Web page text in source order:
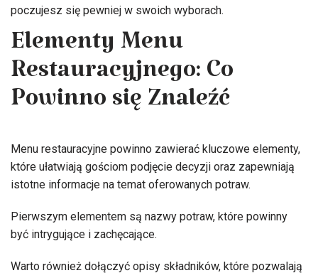
poczujesz się pewniej w swoich wyborach.
Elementy Menu
Restauracyjnego: Co
Powinno się Znaleźć
Menu restauracyjne powinno zawierać kluczowe elementy,
które ułatwiają gościom podjęcie decyzji oraz zapewniają
istotne informacje na temat oferowanych potraw.
Pierwszym elementem są nazwy potraw, które powinny
być intrygujące i zachęcające.
Warto również dołączyć opisy składników, które pozwalają